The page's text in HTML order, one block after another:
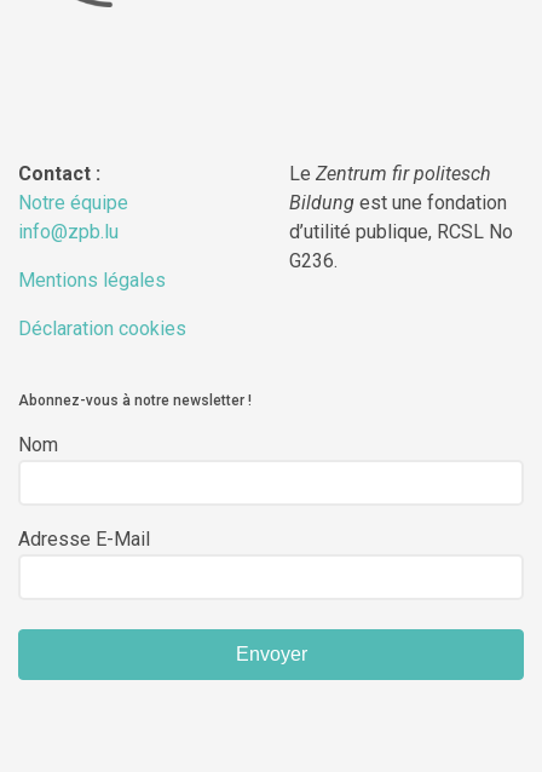
Contact :
Notre équipe
info@zpb.lu
Mentions légales
Déclaration cookies
Le Zentrum fir politesch
Bildung est une fondation
d’utilité publique, RCSL No
G236.
Abonnez-vous à notre newsletter !
Nom
Adresse E-Mail
Envoyer